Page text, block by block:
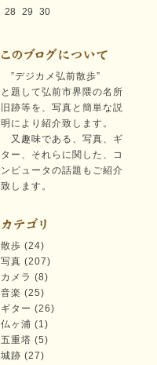
28 29 30
”デジカメ弘前散歩”
と題して弘前市界隈の名所
旧跡等を、写真と簡単な説
明により紹介致します。
又趣味である、写真、ギ
ター、それらに関した、コ
ンピュータの話題もご紹介
致します。
散歩 (24)
写真 (207)
カメラ (8)
音楽 (25)
ギター (26)
仏ヶ浦 (1)
五重塔 (5)
城跡 (27)